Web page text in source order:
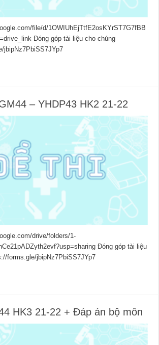
file/d/1OWIUhEjTtfE2osKYrST7G7fBB
Đóng góp tài liệu cho chúng
jbipNz7PbiSS7JYp7
– YHDP43 HK2 21-22
drive/folders/1-
Đóng góp tài liệu
forms.gle/jbipNz7PbiSS7JYp7
HK3 21-22 + Đáp án bộ môn